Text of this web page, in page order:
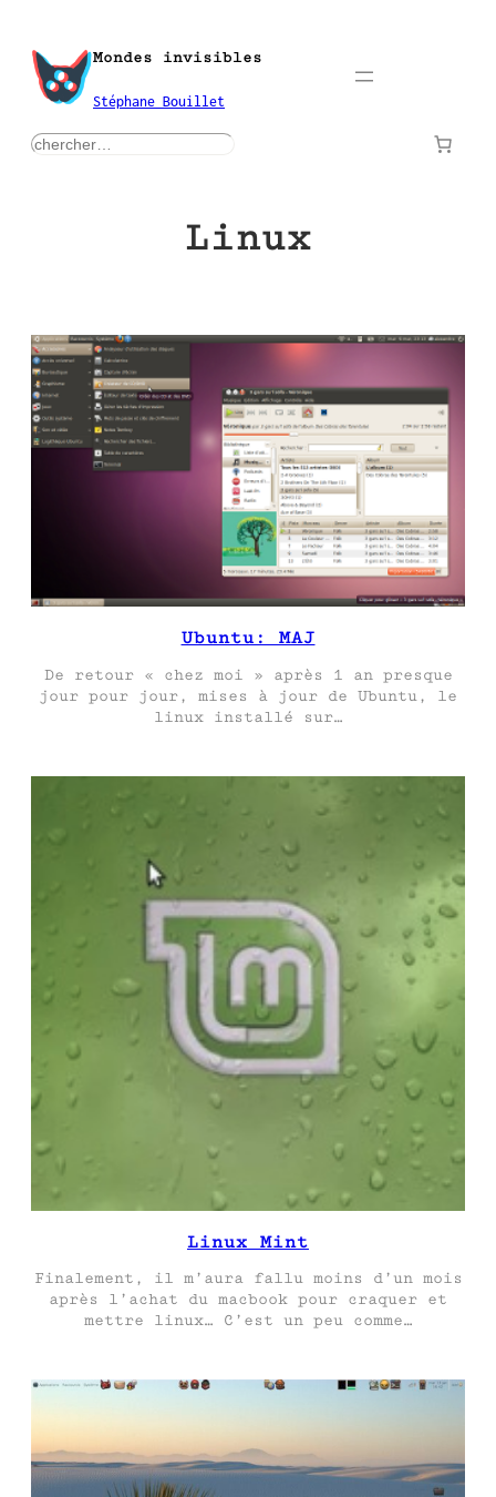
contenu
Mondes invisibles
Stéphane Bouillet
rechercher
Linux
Ubuntu: MAJ
De retour « chez moi » après 1 an presque
jour pour jour, mises à jour de Ubuntu, le
linux installé sur…
Linux Mint
Finalement, il m’aura fallu moins d’un mois
après l’achat du macbook pour craquer et
mettre linux… C’est un peu comme…